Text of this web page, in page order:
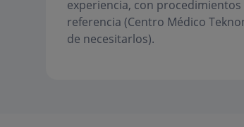
experiencia, con
referencia (Centro Médico
de necesitarlos).